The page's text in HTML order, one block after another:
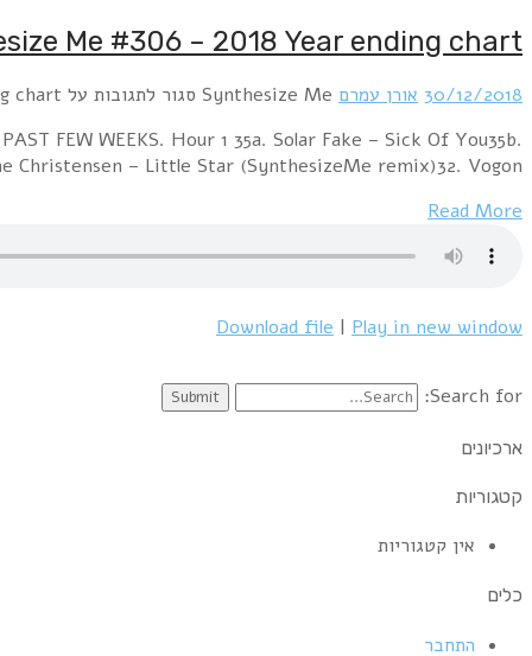
THE YEAR ENDING CHART 2018THE BEST 35 SONGS
U96 + Wolfgang Flur – Zukunftsmusik